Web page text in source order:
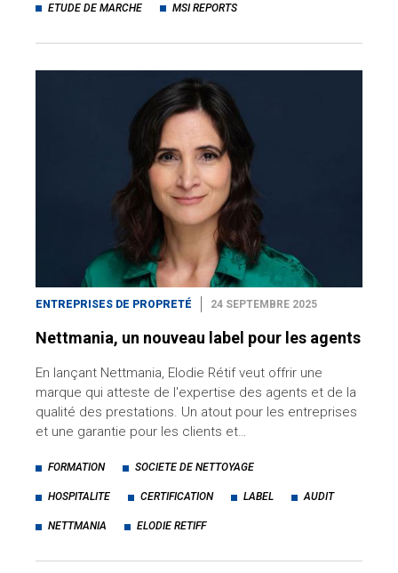
ETUDE DE MARCHE MSI REPORTS
ENTREPRISES DE PROPRETÉ 24 SEPTEMBRE 2025
Nettmania, un nouveau label pour les agents
En lançant Nettmania, Elodie Rétif veut offrir une
marque qui atteste de l'expertise des agents et de la
qualité des prestations. Un atout pour les entreprises
et une garantie pour les clients et…
FORMATION SOCIETE DE NETTOYAGE
HOSPITALITE CERTIFICATION LABEL AUDIT
NETTMANIA ELODIE RETIFF